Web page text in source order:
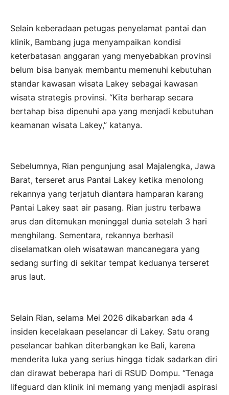
Selain keberadaan petugas penyelamat pantai dan
klinik, Bambang juga menyampaikan kondisi
keterbatasan anggaran yang menyebabkan provinsi
belum bisa banyak membantu memenuhi kebutuhan
standar kawasan wisata Lakey sebagai kawasan
wisata strategis provinsi. “Kita berharap secara
bertahap bisa dipenuhi apa yang menjadi kebutuhan
keamanan wisata Lakey,” katanya.
Sebelumnya, Rian pengunjung asal Majalengka, Jawa
Barat, terseret arus Pantai Lakey ketika menolong
rekannya yang terjatuh diantara hamparan karang
Pantai Lakey saat air pasang. Rian justru terbawa
arus dan ditemukan meninggal dunia setelah 3 hari
menghilang. Sementara, rekannya berhasil
diselamatkan oleh wisatawan mancanegara yang
sedang surfing di sekitar tempat keduanya terseret
arus laut.
Selain Rian, selama Mei 2026 dikabarkan ada 4
insiden kecelakaan peselancar di Lakey. Satu orang
peselancar bahkan diterbangkan ke Bali, karena
menderita luka yang serius hingga tidak sadarkan diri
dan dirawat beberapa hari di RSUD Dompu. “Tenaga
lifeguard dan klinik ini memang yang menjadi aspirasi